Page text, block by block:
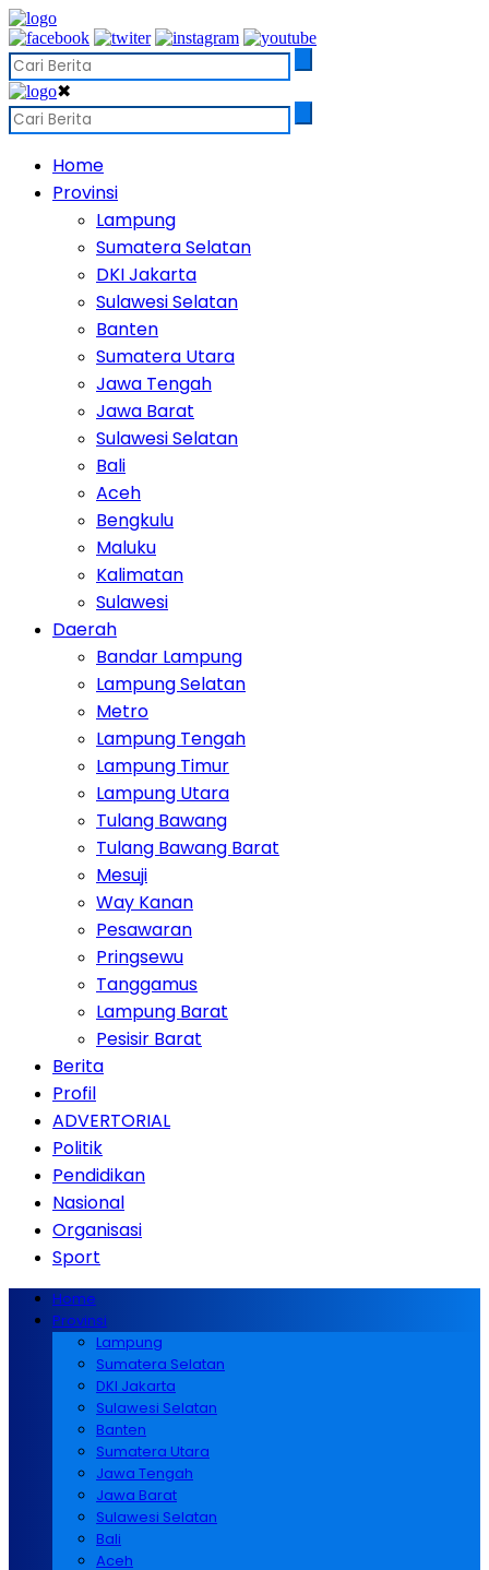
✖
Home
Provinsi
Lampung
Sumatera Selatan
DKI Jakarta
Sulawesi Selatan
Banten
Sumatera Utara
Jawa Tengah
Jawa Barat
Sulawesi Selatan
Bali
Aceh
Bengkulu
Maluku
Kalimatan
Sulawesi
Daerah
Bandar Lampung
Lampung Selatan
Metro
Lampung Tengah
Lampung Timur
Lampung Utara
Tulang Bawang
Tulang Bawang Barat
Mesuji
Way Kanan
Pesawaran
Pringsewu
Tanggamus
Lampung Barat
Pesisir Barat
Berita
Profil
ADVERTORIAL
Politik
Pendidikan
Nasional
Organisasi
Sport
Home
Provinsi
Lampung
Sumatera Selatan
DKI Jakarta
Sulawesi Selatan
Banten
Sumatera Utara
Jawa Tengah
Jawa Barat
Sulawesi Selatan
Bali
Aceh